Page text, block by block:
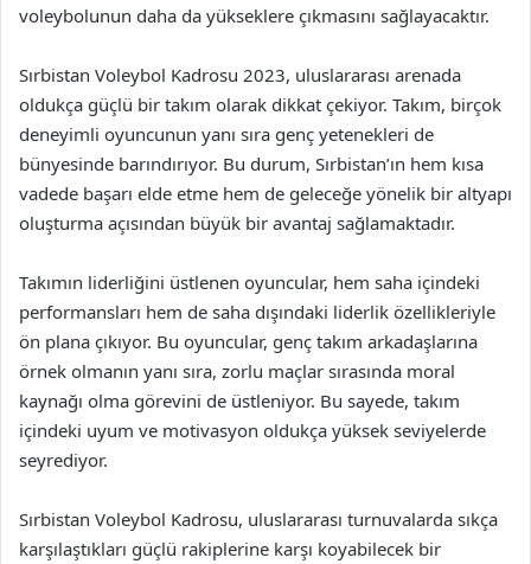
voleybolunun daha da yükseklere çıkmasını sağlayacaktır.
Sırbistan Voleybol Kadrosu 2023, uluslararası arenada
oldukça güçlü bir takım olarak dikkat çekiyor. Takım, birçok
deneyimli oyuncunun yanı sıra genç yetenekleri de
bünyesinde barındırıyor. Bu durum, Sırbistan’ın hem kısa
vadede başarı elde etme hem de geleceğe yönelik bir altyapı
oluşturma açısından büyük bir avantaj sağlamaktadır.
Takımın liderliğini üstlenen oyuncular, hem saha içindeki
performansları hem de saha dışındaki liderlik özellikleriyle
ön plana çıkıyor. Bu oyuncular, genç takım arkadaşlarına
örnek olmanın yanı sıra, zorlu maçlar sırasında moral
kaynağı olma görevini de üstleniyor. Bu sayede, takım
içindeki uyum ve motivasyon oldukça yüksek seviyelerde
seyrediyor.
Sırbistan Voleybol Kadrosu, uluslararası turnuvalarda sıkça
karşılaştıkları güçlü rakiplerine karşı koyabilecek bir